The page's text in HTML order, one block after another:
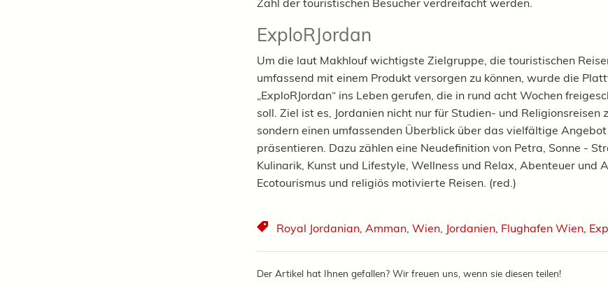
Zahl der touristischen Besucher verdreifacht werden.
ExploRJordan
Um die laut Makhlouf wichtigste Zielgruppe, die touristischen
umfassend mit einem Produkt versorgen zu können, wurde die
„ExploRJordan“ ins Leben gerufen, die in rund acht Wochen
soll. Ziel ist es, Jordanien nicht nur für Studien- und Religionsreisen
sondern einen umfassenden Überblick über das vielfältige Angebot
präsentieren. Dazu zählen eine Neudefinition von Petra, Sonne -
Kulinarik, Kunst und Lifestyle, Wellness und Relax, Abenteuer und
Ecotourismus und religiös motivierte Reisen. (red.)
Royal Jordanian, Amman, Wien, Jordanien, Flughafen Wien,
Der Artikel hat Ihnen gefallen? Wir freuen uns, wenn sie diesen teilen!